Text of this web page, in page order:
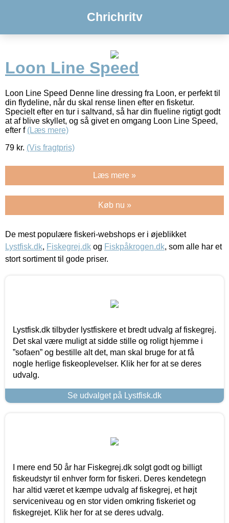
Chrichritv
Loon Line Speed
Loon Line Speed Denne line dressing fra Loon, er perfekt til
din flydeline, når du skal rense linen efter en fisketur.
Specielt efter en tur i saltvand, så har din flueline rigtigt godt
at af blive skyllet, og så givet en omgang Loon Line Speed,
efter f (Læs mere)
79 kr. (Vis fragtpris)
Læs mere »
Køb nu »
De mest populære fiskeri-webshops er i øjeblikket
Lystfisk.dk, Fiskegrej.dk og Fiskpåkrogen.dk, som alle har et
stort sortiment til gode priser.
Lystfisk.dk tilbyder lystfiskere et bredt udvalg af fiskegrej.
Det skal være muligt at sidde stille og roligt hjemme i
”sofaen” og bestille alt det, man skal bruge for at få
nogle herlige fiskeoplevelser. Klik her for at se deres
udvalg.
Se udvalget på Lystfisk.dk
I mere end 50 år har Fiskegrej.dk solgt godt og billigt
fiskeudstyr til enhver form for fiskeri. Deres kendetegn
har altid været et kæmpe udvalg af fiskegrej, et højt
serviceniveau og en stor viden omkring fiskeriet og
fiskegrejet. Klik her for at se deres udvalg.